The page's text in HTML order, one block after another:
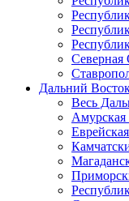
Северная
Дальний
Весь
Амурская